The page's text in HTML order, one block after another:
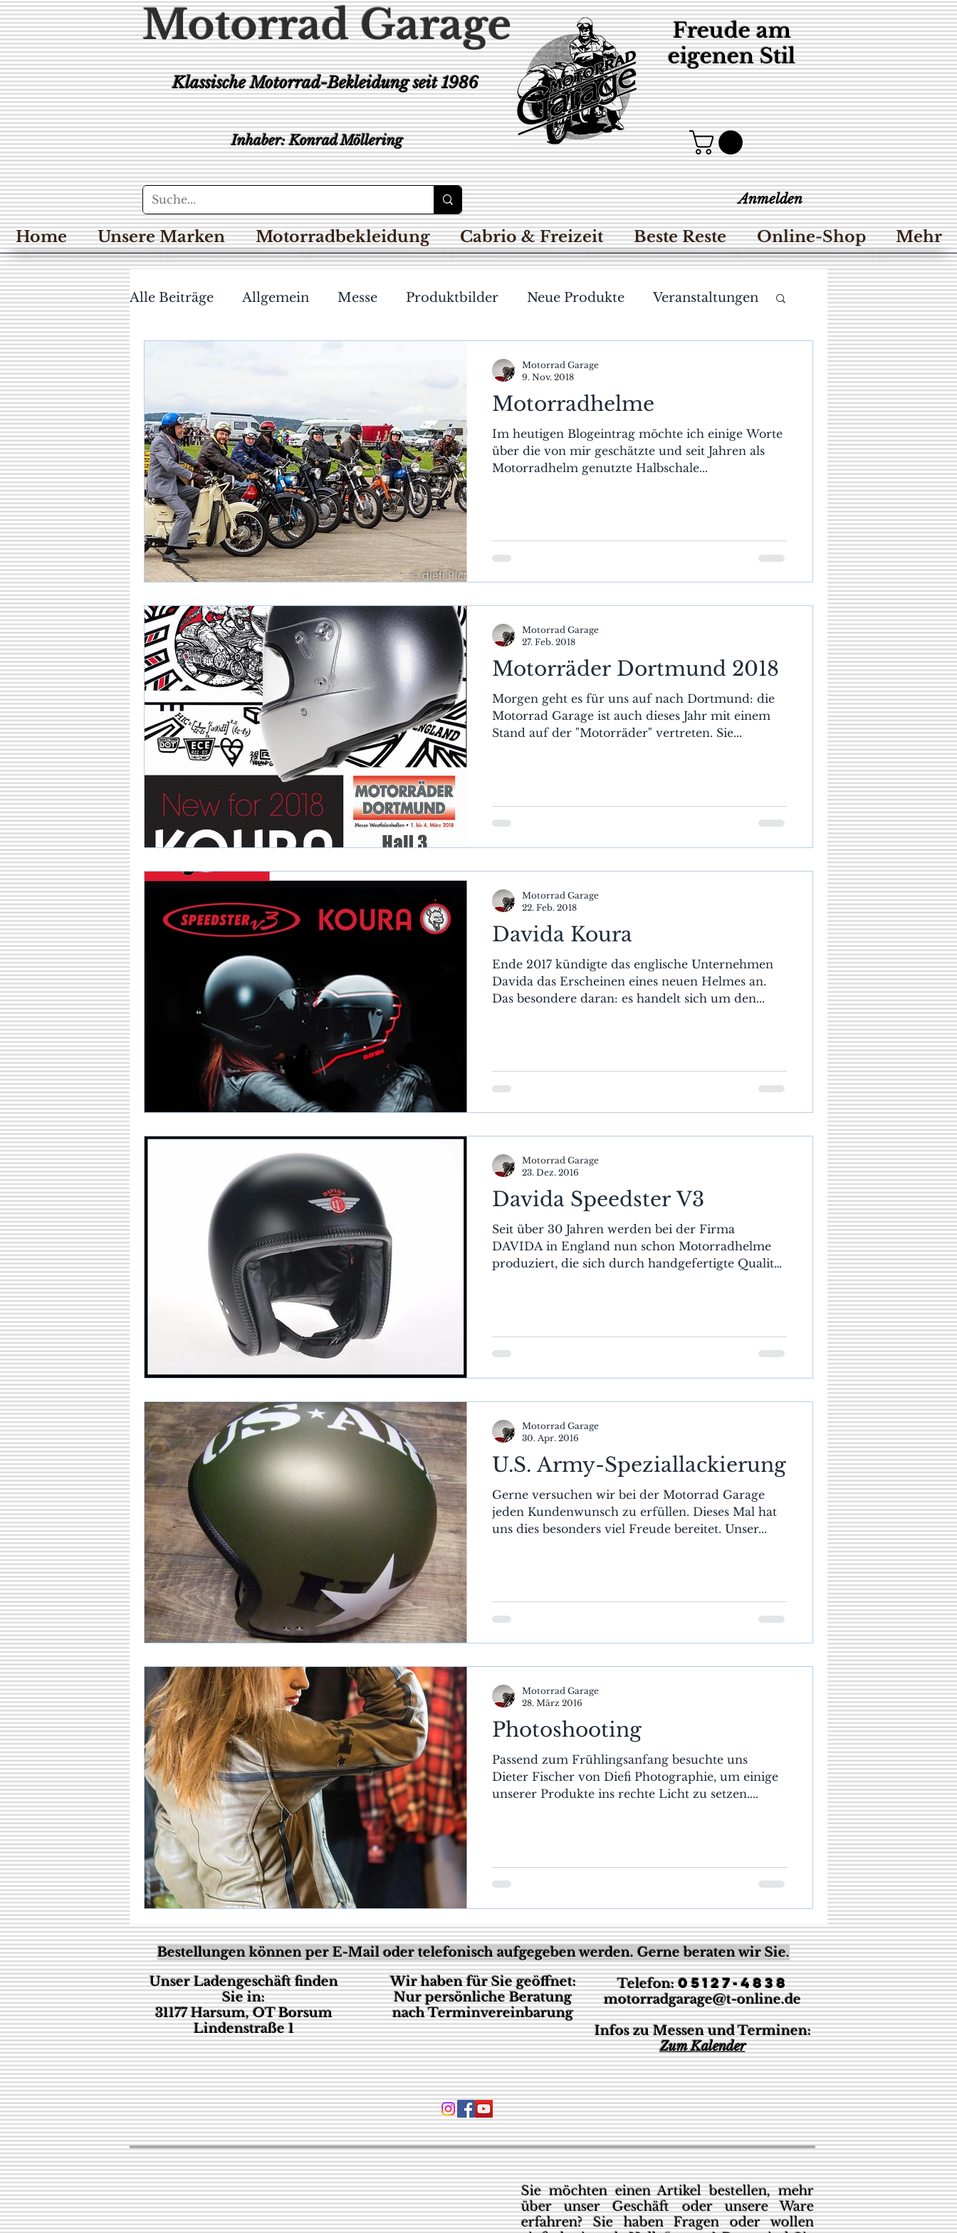
Motorrad Garage
Inhaber: Konrad Möllering
Klassische Motorrad-Bekleidungseit 1986
Freude am
eigenen Stil
Anmelden
Home Unsere Marken Motorradbekleidung Cabrio & Freizeit Beste Reste Online-Shop Mehr
Alle Beiträge Allgemein Messe Produktbilder Neue Produkte Veranstaltungen
Motorradhelme
Im heutigen Blogeintrag möchte ich einige Worte
über die von mir geschätzte und seit Jahren als
Motorradhelm genutzte Halbschale...
Motorrad Garage
9. Nov. 2018
Motorräder Dortmund 2018
Morgen geht es für uns auf nach Dortmund: die
Motorrad Garage ist auch dieses Jahr mit einem
Stand auf der "Motorräder" vertreten. Sie...
Motorrad Garage
27. Feb. 2018
Davida Koura
Ende 2017 kündigte das englische Unternehmen
Davida das Erscheinen eines neuen Helmes an.
Das besondere daran: es handelt sich um den...
Motorrad Garage
22. Feb. 2018
Davida Speedster V3
Seit über 30 Jahren werden bei der Firma
DAVIDA in England nun schon Motorradhelme
produziert, die sich durch handgefertigte Qualität
Motorrad Garage
23. Dez. 2016
U.S. Army-Speziallackierung
Gerne versuchen wir bei der Motorrad Garage
jeden Kundenwunsch zu erfüllen. Dieses Mal hat
uns dies besonders viel Freude bereitet. Unser...
Motorrad Garage
30. Apr. 2016
Photoshooting
Passend zum Frühlingsanfang besuchte uns
Dieter Fischer von Diefi Photographie, um einige
unserer Produkte ins rechte Licht zu setzen....
Motorrad Garage
28. März 2016
Bestellungen können per E-Mail oder telefonisch aufgegeben werden. Gerne beraten wir Sie.
Unser Ladengeschäft finden
Sie in:
31177 Harsum, OT Borsum
Lindenstraße 1
Wir haben für Sie geöffnet:
Nur persönliche Beratung
nach Terminvereinbarung
Telefon:05127-4838
motorradgarage@t-online.de
Infos zu Messen und Terminen:
Zum Kalender
Sie möchten einen Artikel bestellen, mehr
über unser Geschäft oder unsere Ware
erfahren? Sie haben Fragen oder wollen